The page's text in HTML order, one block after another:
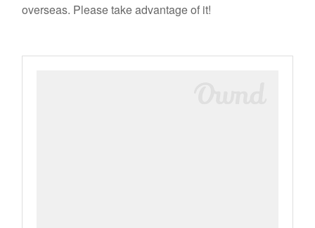
overseas. Please take advantage of it!